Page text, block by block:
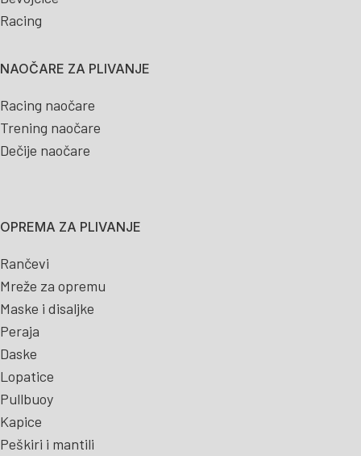
Racing
NAOČARE ZA PLIVANJE
Racing naočare
Trening naočare
Dečije naočare
OPREMA ZA PLIVANJE
Rančevi
Mreže za opremu
Maske i disaljke
Peraja
Daske
Lopatice
Pullbuoy
Kapice
Peškiri i mantili